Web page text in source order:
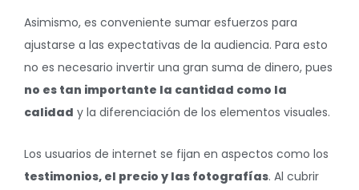
Asimismo, es conveniente sumar esfuerzos para
ajustarse a las expectativas de la audiencia. Para esto
no es necesario invertir una gran suma de dinero, pues
no es tan importante la cantidad como la
calidad y la diferenciación de los elementos visuales.
Los usuarios de internet se fijan en aspectos como los
testimonios, el precio y las fotografías. Al cubrir